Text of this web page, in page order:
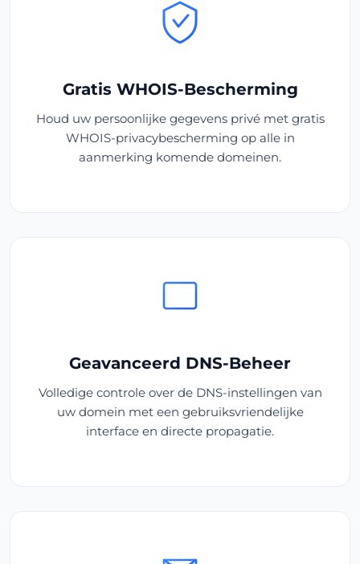
Gratis WHOIS-Bescherming
Houd uw persoonlijke gegevens privé met gratis
WHOIS-privacybescherming op alle in
aanmerking komende domeinen.
Geavanceerd DNS-Beheer
Volledige controle over de DNS-instellingen van
uw domein met een gebruiksvriendelijke
interface en directe propagatie.